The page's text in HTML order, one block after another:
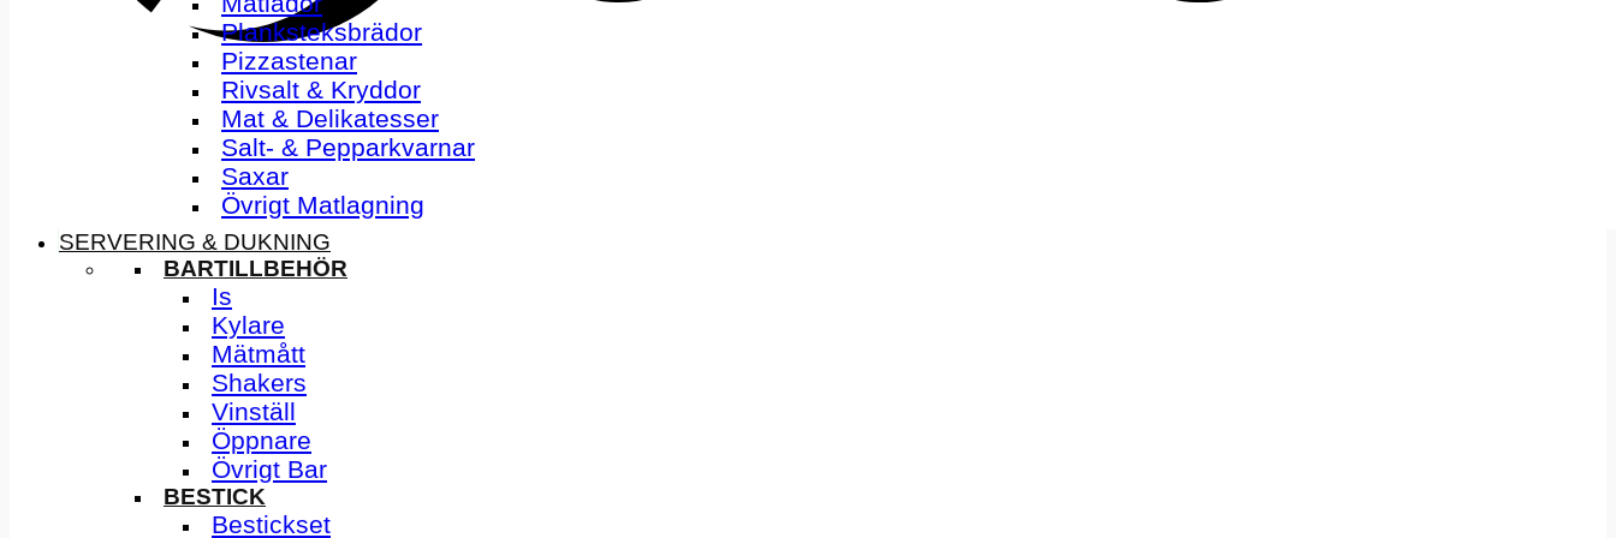
Planksteksbrädor
Pizzastenar
Rivsalt & Kryddor
Mat & Delikatesser
Salt- & Pepparkvarnar
Saxar
Övrigt Matlagning
SERVERING & DUKNING
BARTILLBEHÖR
Is
Kylare
Mätmått
Shakers
Vinställ
Öppnare
Övrigt Bar
BESTICK
Bestickset